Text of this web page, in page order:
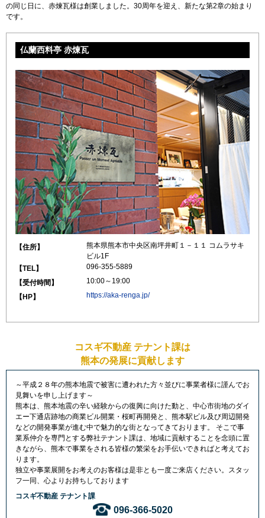
の同じ日に、赤煉瓦様は創業しました。30周年を迎え、新たな第2章の始まり
です。
仏蘭西料亭 赤煉瓦
【住所】
熊本県熊本市中央区南坪井町１－１１ コムラサキ
ビル1F
【TEL】
096-355-5889
【受付時間】
10:00～19:00
【HP】
https://aka-renga.jp/
コスギ不動産 テナント課は
熊本の発展に貢献します
～平成２８年の熊本地震で被害に遭われた方々並びに事業者様に謹んでお
見舞いを申し上げます～
熊本は、熊本地震の辛い経験からの復興に向けた動と、中心市街地のダイ
エー下通店跡地の商業ビル開業・桜町再開発と、熊本駅ビル及び周辺開発
などの開発事業が進む中で魅力的な街となってきております。 そこで事
業系仲介を専門とする弊社テナント課は、地域に貢献することを念頭に置
きながら、熊本で事業をされる皆様の繁栄をお手伝いできればと考えてお
ります。
独立や事業展開をお考えのお客様は是非とも一度ご来店ください。スタッ
フ一同、心よりお持ちしております
コスギ不動産 テナント課
096-366-5020